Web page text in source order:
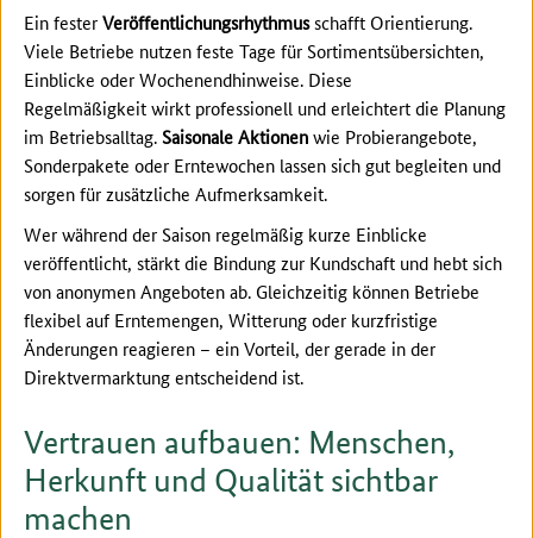
Ein festerVeröffentlichungsrhythmusschafft Orientierung.
Viele Betriebe nutzen feste Tage für Sortimentsübersichten,
Einblicke oder Wochenendhinweise. Diese
Regelmäßigkeit wirkt professionell und erleichtert die Planung
im Betriebsalltag.Saisonale Aktionenwie Probierangebote,
Sonderpakete oder Erntewochen lassen sich gut begleiten und
sorgen für zusätzliche Aufmerksamkeit.
Wer während der Saison regelmäßig kurze Einblicke
veröffentlicht, stärkt die Bindung zur Kundschaft und hebt sich
von anonymen Angeboten ab. Gleichzeitig können Betriebe
flexibel auf Erntemengen, Witterung oder kurzfristige
Änderungen reagieren – ein Vorteil, der gerade in der
Direktvermarktung entscheidend ist.
Vertrauen aufbauen: Menschen,
Herkunft und Qualität sichtbar
machen